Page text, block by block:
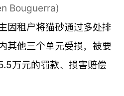
Bouguerra)
因租户将猫砂通过多处排
其他三个单元受损，被要
万元的罚款、损害赔偿